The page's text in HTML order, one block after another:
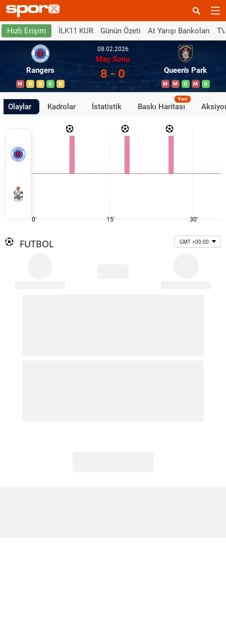
Hızlı Erişim İLK11 KUR Günün Özeti At Yarışı Bankoları
Rangers
M B B G B
08.02.2026
Maç Sonu
8 - 0 Queen's Park
M M G M G
Olaylar Kadrolar İstatistik Baskı Haritası
Yeni
0' 15' 30'
FUTBOL GMT +00:00